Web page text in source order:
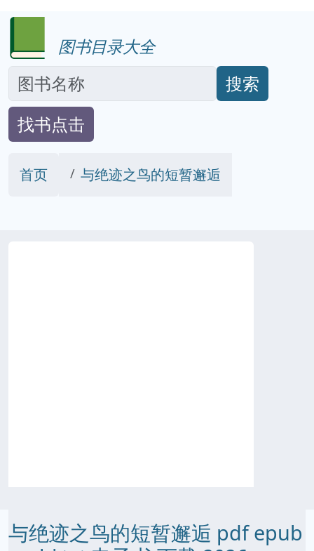
图书目录大全
搜索
找书点击
首页 与绝迹之鸟的短暂邂逅